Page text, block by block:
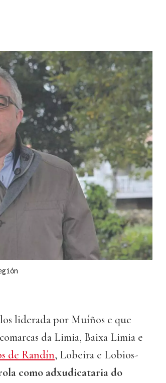
liderada por Muíños e que
da Limia, Baixa Limia e
de Randín, Lobeira e Lobios-
como adxudicataria do